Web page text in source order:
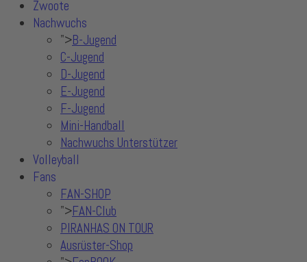
Zwoote
Nachwuchs
">B-Jugend
C-Jugend
D-Jugend
E-Jugend
F-Jugend
Mini-Handball
Nachwuchs Unterstützer
Volleyball
Fans
FAN-SHOP
">FAN-Club
PIRANHAS ON TOUR
Ausrüster-Shop